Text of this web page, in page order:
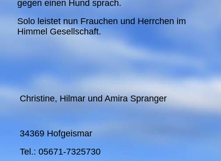
gegen einen Hund sprach.
Solo leistet nun Frauchen und Herrchen im
Himmel Gesellschaft.
Christine, Hilmar und Amira Spranger
34369 Hofgeismar
Tel.: 05671-7325730